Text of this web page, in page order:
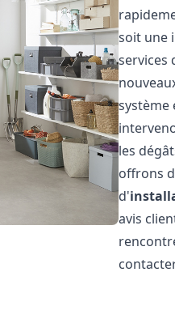
soit une
services
système
les
offrons
d'
avis